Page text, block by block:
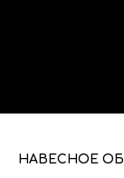
НАВЕСНОЕ